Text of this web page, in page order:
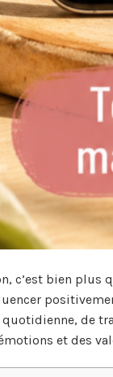
c’est bien plus
de
et des